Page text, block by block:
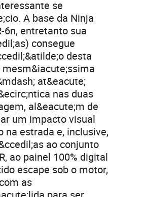
se
A base da Ninja
6n, entretanto sua
consegue
desta
at&eacute;
nas duas
al&eacute;m de
um impacto visual
estrada e, inclusive,
ao conjunto
ao painel 100% digital
escape sob o motor,
as